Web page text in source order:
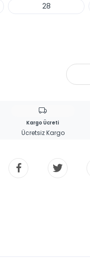
28
Kargo Ücreti
Ücretsiz Kargo